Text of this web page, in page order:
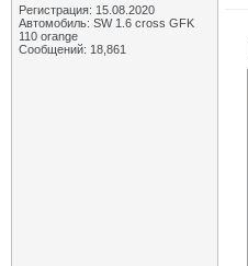
Регистрация: 15.08.2020
Автомобиль: SW 1.6 cross GFK
110 orange
Сообщений: 18,861